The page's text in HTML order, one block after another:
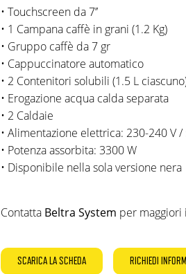
• Touchscreen da 7’’
• 1 Campana caffè in grani (1.2 Kg)
• Gruppo caffè da 7 gr
• Cappuccinatore automatico
• 2 Contenitori solubili (1.5 L
• Erogazione acqua calda separata
• 2 Caldaie
• Alimentazione elettrica: 230-240 V /
• Potenza assorbita: 3300 W
• Disponibile nella sola versione nera
Contatta Beltra System per maggiori
SCARICA LA SCHEDA RICHIEDI